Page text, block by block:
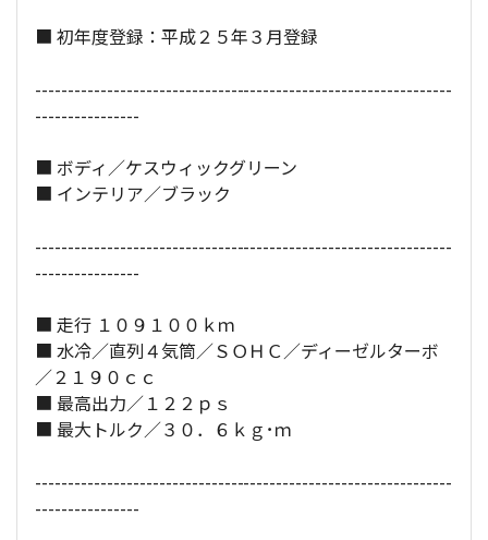
■ 初年度登録：平成２５年３月登録
----------------------------------------------------------------
----------------
■ ボディ／ケスウィックグリーン
■ インテリア／ブラック
----------------------------------------------------------------
----------------
■ 走行 １０９１００ｋｍ
■ 水冷／直列４気筒／ＳＯＨＣ／ディーゼルターボ
／２１９０ｃｃ
■ 最高出力／１２２ｐｓ
■ 最大トルク／３０．６ｋｇ･ｍ
----------------------------------------------------------------
----------------